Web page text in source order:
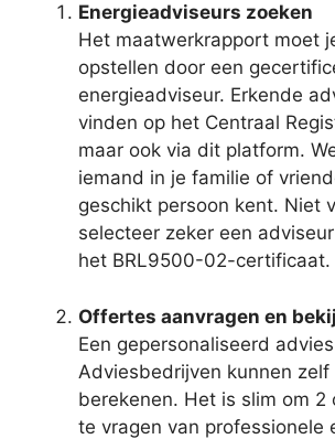
Energieadviseurs zoeken
Het maatwerkrapport moet
opstellen door een
energieadviseur. Erkende
vinden op het Centraal
maar ook via dit platform.
iemand in je familie of
geschikt persoon kent. Niet
selecteer zeker een
het BRL9500-02-certificaat.
Offertes aanvragen en
Een gepersonaliseerd
Adviesbedrijven kunnen zelf
berekenen. Het is slim om
te vragen van professionele